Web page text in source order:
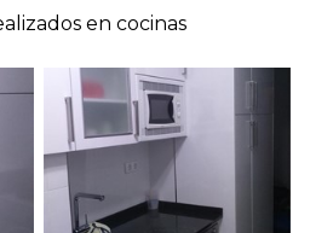
en cocinas